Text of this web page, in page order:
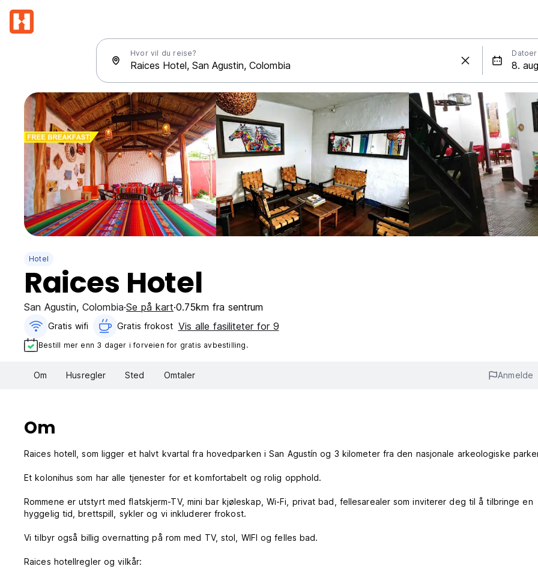
Hvor vil du reise? Datoer
Hotel
Raices Hotel
San Agustin, Colombia Se på kart 0.75km fra sentrum
Gratis wifi‎ Gratis frokost‎ Vis alle fasiliteter for 9
Bestill mer enn 3 dager i forveien for gratis avbestilling.
Om Husregler Sted Omtaler Anmelde
Om
Raices hotell, som ligger et halvt kvartal fra hovedparken i San Agustín og 3 kilometer fra den nasjonale arkeologiske
Et kolonihus som har alle tjenester for et komfortabelt og rolig opphold.
Rommene er utstyrt med flatskjerm-TV, mini bar kjøleskap, Wi-Fi, privat bad, fellesarealer som inviterer deg til å tilbringe en
hyggelig tid, brettspill, sykler og vi inkluderer frokost.
Vi tilbyr også billig overnatting på rom med TV, stol, WIFI og felles bad.
Raices hotellregler og vilkår: